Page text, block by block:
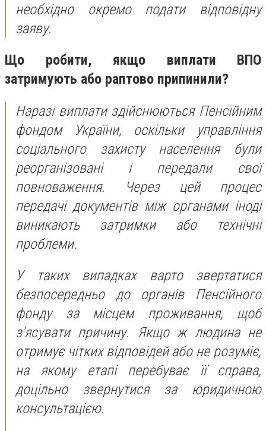
необхідно окремо подати відповідну
заяву.
Що робити, якщо виплати ВПО
затримують або раптово припинили?
Наразі виплати здійснюються Пенсійним
фондом України, оскільки управління
соціального захисту населення були
реорганізовані і передали свої
повноваження. Через цей процес
передачі документів між органами іноді
виникають затримки або технічні
проблеми.
У таких випадках варто звертатися
безпосередньо до органів Пенсійного
фонду за місцем проживання, щоб
з’ясувати причину. Якщо ж людина не
отримує чітких відповідей або не розуміє,
на якому етапі перебуває її справа,
доцільно звернутися за юридичною
консультацією.